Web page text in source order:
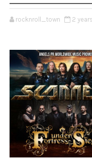
rocknroll_town 2